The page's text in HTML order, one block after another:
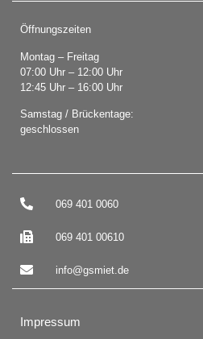
Öffnungszeiten
Montag – Freitag
07:00 Uhr – 12:00 Uhr
12:45 Uhr – 16:00 Uhr
Samstag / Brückentage:
geschlossen
069 401 0060
069 401 00610
info@gsmiet.de
Impressum